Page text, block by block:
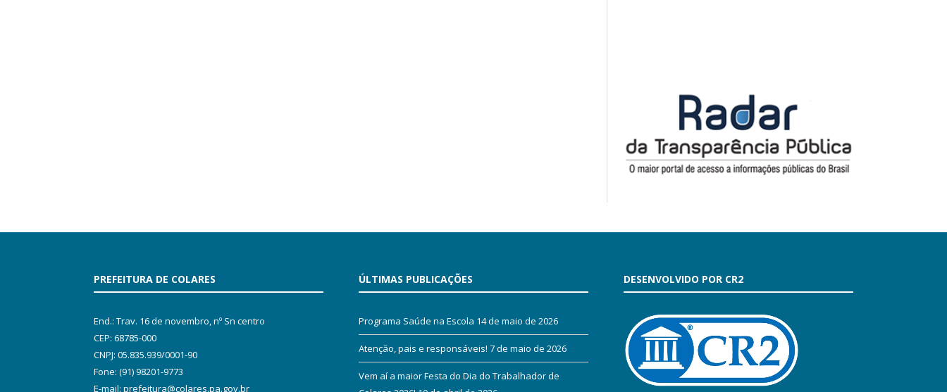
PREFEITURA DE COLARES
End.: Trav. 16 de novembro, nº Sn centro
CEP: 68785-000
CNPJ: 05.835.939/0001-90
Fone: (91) 98201-9773
E-mail: prefeitura@colares.pa.gov.br
ÚLTIMAS PUBLICAÇÕES
Programa Saúde na Escola 14 de maio de 2026
Atenção, pais e responsáveis! 7 de maio de 2026
Vem aí a maior Festa do Dia do Trabalhador de
DESENVOLVIDO POR CR2